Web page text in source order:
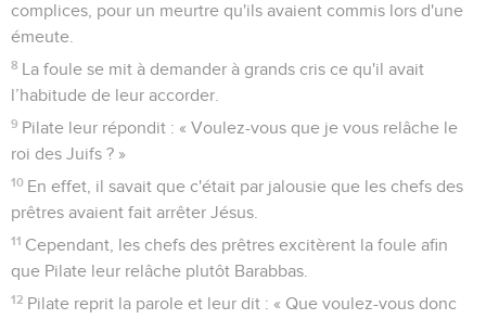
complices, pour un meurtre qu'ils avaient commis lors d'une
émeute.
8 La foule se mit à demander à grands cris ce qu'il avait
l’habitude de leur accorder.
9 Pilate leur répondit : « Voulez-vous que je vous relâche le
roi des Juifs ? »
10 En effet, il savait que c'était par jalousie que les chefs des
prêtres avaient fait arrêter Jésus.
11 Cependant, les chefs des prêtres excitèrent la foule afin
que Pilate leur relâche plutôt Barabbas.
12 Pilate reprit la parole et leur dit : « Que voulez-vous donc